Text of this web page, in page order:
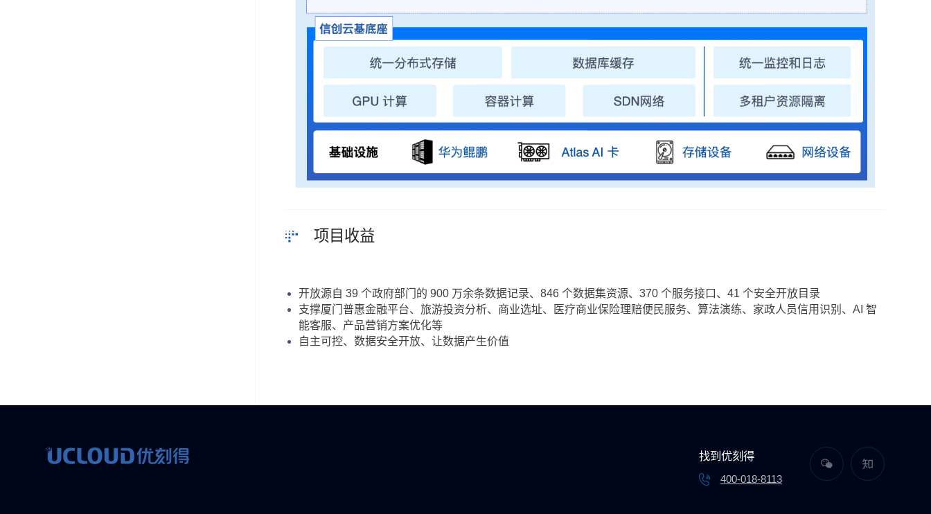
项目收益
开放源自 39 个政府部门的 900 万余条数据记录、846 个数据集资源、370 个服务接口、41 个安全开放目录
支撑厦门普惠金融平台、旅游投资分析、商业选址、医疗商业保险理赔便民服务、算法演练、家政人员信用识别、AI 智
能客服、产品营销方案优化等
自主可控、数据安全开放、让数据产生价值
找到优刻得
400-018-8113